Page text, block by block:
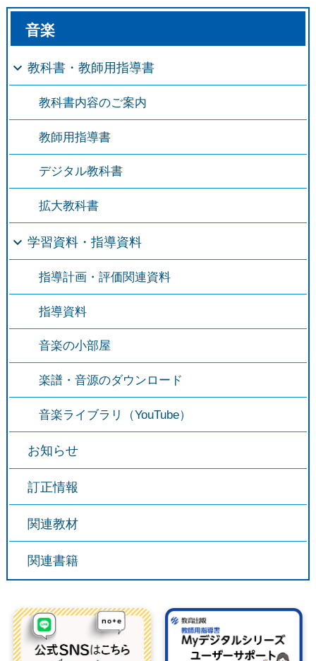
音楽
教科書・教師用指導書
教科書内容のご案内
教師用指導書
デジタル教科書
拡大教科書
学習資料・指導資料
指導計画・評価関連資料
指導資料
音楽の小部屋
楽譜・音源のダウンロード
音楽ライブラリ（YouTube）
お知らせ
訂正情報
関連教材
関連書籍